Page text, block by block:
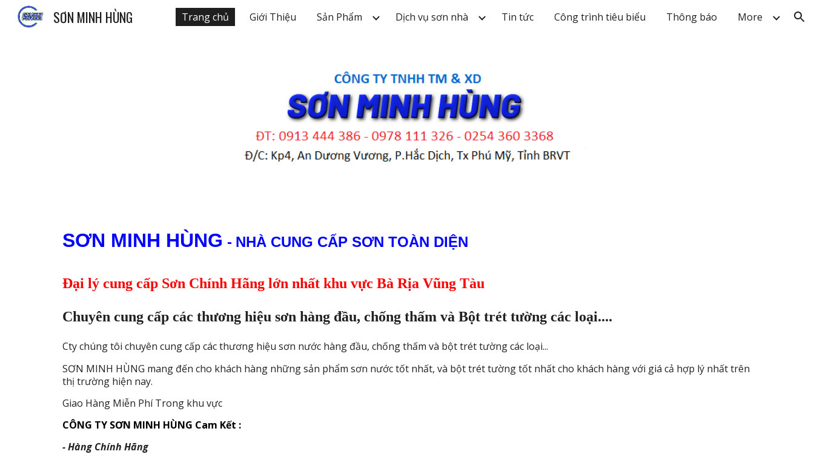
Skip to main content Skip to navigation
SƠN MINH HÙNG Trang chủ Giới Thiệu Sản Phẩm Dịch vụ sơn nhà Tin tức Công trình tiêu biểu Thông báo More
SƠN MINH HÙNG - NHÀ CUNG CẤP SƠN TOÀN DIỆN
Đại lý cung cấp Sơn Chính Hãng lớn nhất khu vực Bà Rịa Vũng Tàu
Chuyên cung cấp các thương hiệu sơn hàng đầu, chống thấm và Bột trét tường các loại....
Cty chúng tôi chuyên cung cấp các thương hiệu sơn nước hàng đầu, chống thấm và bột trét tường các loại...
SƠN MINH HÙNG mang đến cho khách hàng những sản phẩm sơn nước tốt nhất, và bột trét tường tốt nhất cho khách hàng với giá cả hợp lý nhất trên
thị trường hiện nay.
Giao Hàng Miễn Phí Trong khu vực
CÔNG TY SƠN MINH HÙNG Cam Kết :
- Hàng Chính Hãng